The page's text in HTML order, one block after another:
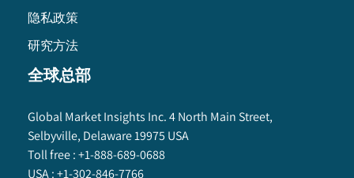
隐私政策
研究方法
全球总部
Global Market Insights Inc. 4 North Main Street,
Selbyville, Delaware 19975 USA
Toll free :+1-888-689-0688
USA :+1-302-846-7766